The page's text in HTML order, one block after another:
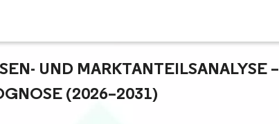
UND MARKTANTEILSANALYSE – W
(2026–2031)